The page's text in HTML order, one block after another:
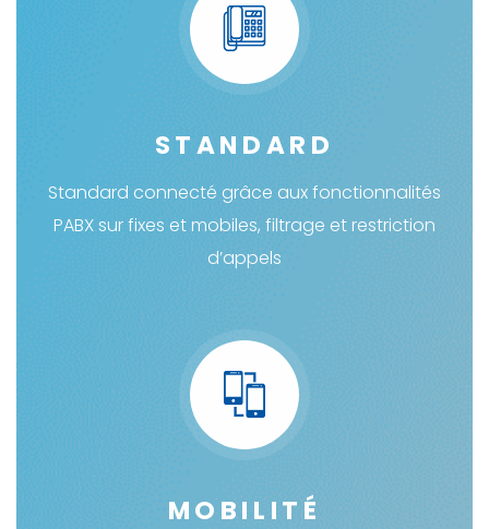
STANDARD
Standard connecté grâce aux fonctionnalités
PABX sur fixes et mobiles, filtrage et restriction
d’appels
MOBILITÉ